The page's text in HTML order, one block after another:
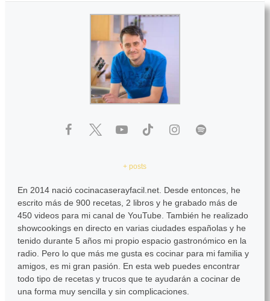
+ posts
En 2014 nació cocinacaserayfacil.net. Desde entonces, he
escrito más de 900 recetas, 2 libros y he grabado más de
450 videos para mi canal de YouTube. También he realizado
showcookings en directo en varias ciudades españolas y he
tenido durante 5 años mi propio espacio gastronómico en la
radio. Pero lo que más me gusta es cocinar para mi familia y
amigos, es mi gran pasión. En esta web puedes encontrar
todo tipo de recetas y trucos que te ayudarán a cocinar de
una forma muy sencilla y sin complicaciones.